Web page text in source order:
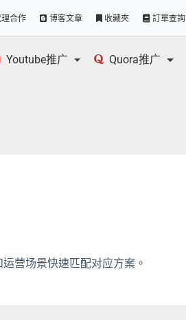
合作 博客文章 收藏夾 訂單查詢
Youtube推广 Quora推广
营场景快速匹配对应方案。